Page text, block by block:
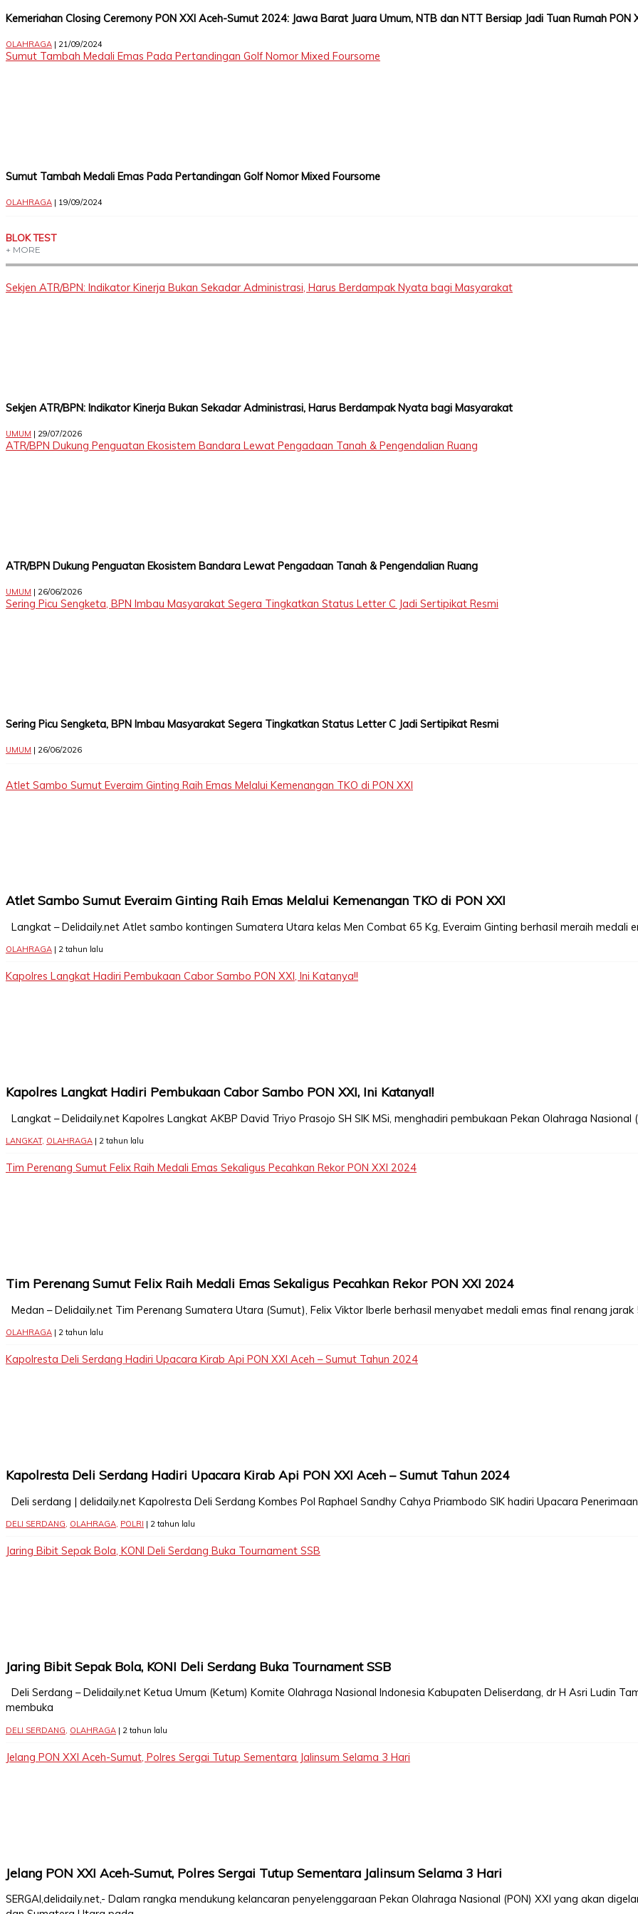
YouTube
CONTACT
Themes
Tower
Level
99,
Jl.
Upi
Tbk
Kemeriahan Closing Ceremony PON XXI Aceh-Sumut 2024: Jawa Barat Juara Umum, NTB dan NTT Bersiap Jadi Tuan Rumah PON
OLAHRAGA | 21/09/2024
Sumut Tambah Medali Emas Pada Pertandingan Golf Nomor Mixed Foursome
Sumut Tambah Medali Emas Pada Pertandingan Golf Nomor Mixed Foursome
OLAHRAGA | 19/09/2024
BLOK TEST
+ MORE
Sekjen ATR/BPN: Indikator Kinerja Bukan Sekadar Administrasi, Harus Berdampak Nyata bagi Masyarakat
Sekjen ATR/BPN: Indikator Kinerja Bukan Sekadar Administrasi, Harus Berdampak Nyata bagi Masyarakat
UMUM | 29/07/2026
ATR/BPN Dukung Penguatan Ekosistem Bandara Lewat Pengadaan Tanah & Pengendalian Ruang
ATR/BPN Dukung Penguatan Ekosistem Bandara Lewat Pengadaan Tanah & Pengendalian Ruang
UMUM | 26/06/2026
Sering Picu Sengketa, BPN Imbau Masyarakat Segera Tingkatkan Status Letter C Jadi Sertipikat Resmi
Sering Picu Sengketa, BPN Imbau Masyarakat Segera Tingkatkan Status Letter C Jadi Sertipikat Resmi
UMUM | 26/06/2026
Atlet Sambo Sumut Everaim Ginting Raih Emas Melalui Kemenangan TKO di PON XXI
Atlet Sambo Sumut Everaim Ginting Raih Emas Melalui Kemenangan TKO di PON XXI
Langkat – Delidaily.net Atlet sambo kontingen Sumatera Utara kelas Men Combat 65 Kg, Everaim Ginting berhasil meraih medali
OLAHRAGA | 2 tahun lalu
Kapolres Langkat Hadiri Pembukaan Cabor Sambo PON XXI, Ini Katanya!!
Kapolres Langkat Hadiri Pembukaan Cabor Sambo PON XXI, Ini Katanya!!
Langkat – Delidaily.net Kapolres Langkat AKBP David Triyo Prasojo SH SIK MSi, menghadiri pembukaan Pekan Olahraga Nasional
LANGKAT, OLAHRAGA | 2 tahun lalu
Tim Perenang Sumut Felix Raih Medali Emas Sekaligus Pecahkan Rekor PON XXI 2024
Tim Perenang Sumut Felix Raih Medali Emas Sekaligus Pecahkan Rekor PON XXI 2024
Medan – Delidaily.net Tim Perenang Sumatera Utara (Sumut), Felix Viktor Iberle berhasil menyabet medali emas final renang jarak
OLAHRAGA | 2 tahun lalu
Kapolresta Deli Serdang Hadiri Upacara Kirab Api PON XXI Aceh – Sumut Tahun 2024
Kapolresta Deli Serdang Hadiri Upacara Kirab Api PON XXI Aceh – Sumut Tahun 2024
Deli serdang | delidaily.net Kapolresta Deli Serdang Kombes Pol Raphael Sandhy Cahya Priambodo SIK hadiri Upacara
DELI SERDANG, OLAHRAGA, POLRI | 2 tahun lalu
Jaring Bibit Sepak Bola, KONI Deli Serdang Buka Tournament SSB
Jaring Bibit Sepak Bola, KONI Deli Serdang Buka Tournament SSB
Deli Serdang – Delidaily.net Ketua Umum (Ketum) Komite Olahraga Nasional Indonesia Kabupaten Deliserdang, dr H Asri Ludin
membuka
DELI SERDANG, OLAHRAGA | 2 tahun lalu
Jelang PON XXI Aceh-Sumut, Polres Sergai Tutup Sementara Jalinsum Selama 3 Hari
Jelang PON XXI Aceh-Sumut, Polres Sergai Tutup Sementara Jalinsum Selama 3 Hari
SERGAI,delidaily.net,- Dalam rangka mendukung kelancaran penyelenggaraan Pekan Olahraga Nasional (PON) XXI yang akan